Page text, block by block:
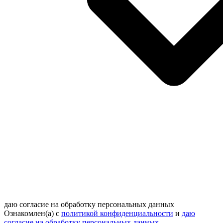
даю согласие на обработку персональных данных
Ознакомлен(а) с политикой конфиденциальности и даю